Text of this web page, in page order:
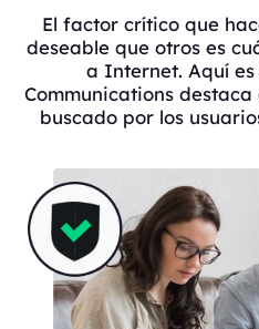
El factor crítico que
deseable que otros es
a Internet. Aquí
Communications
buscado por los